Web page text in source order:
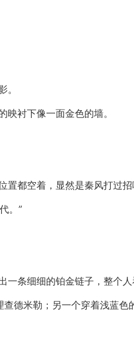
衬下像一面金色的墙。
都空着，显然是秦风打过招
。”
条细细的铂金链子，整个人
德米勒；另一个穿着浅蓝色